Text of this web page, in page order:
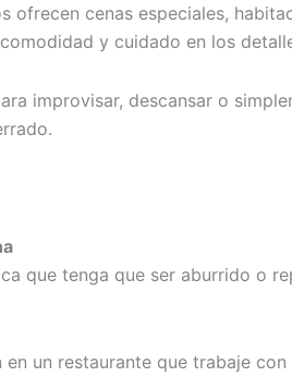
ofrecen cenas especiales,
y cuidado en los
improvisar, descansar o
que tenga que ser aburrido o
un restaurante que trabaje